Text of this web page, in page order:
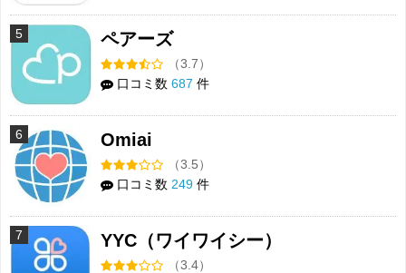
5 ペアーズ
（3.7）
口コミ数 687 件
6 Omiai
（3.5）
口コミ数 249 件
7 YYC（ワイワイシー）
（3.4）